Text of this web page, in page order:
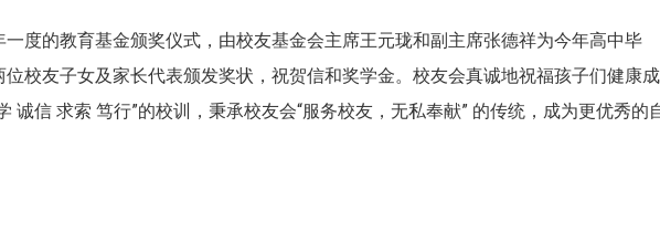
度的教育基金颁奖仪式，由校友基金会主席王元珑和副主席张德祥为今年高中毕
校友子女及家长代表颁发奖状，祝贺信和奖学金。校友会真诚地祝福孩子们健康成
诚信 求索 笃行”的校训，秉承校友会“服务校友，无私奉献” 的传统，成为更优秀的